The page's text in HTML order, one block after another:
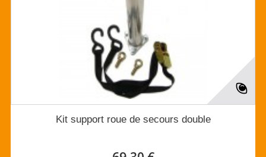
Kit support roue de secours double